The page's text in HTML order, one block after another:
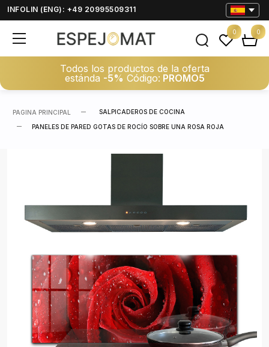
INFOLIN (ENG): +49 20995509311
Todos los productos de la oferta
estánda -5% Código: PROMO5
0 0
PAGINA PRINCIPAL SALPICADEROS DE COCINA
PANELES DE PARED GOTAS DE ROCÍO SOBRE UNA ROSA ROJA